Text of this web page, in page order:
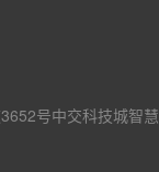
号中交科技城智慧